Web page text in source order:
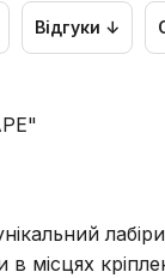
Відгуки ↓
місцях